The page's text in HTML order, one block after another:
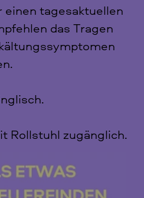
tagesaktuellen
das Tragen
Rollstuhl zugänglich.